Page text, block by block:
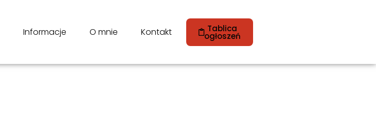
Informacje O mnie Kontakt Tablica
ogłoszeń